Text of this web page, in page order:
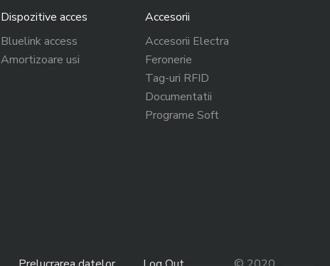
Dispozitive acces
Bluelink access
Amortizoare usi
Accesorii
Accesorii Electra
Feronerie
Tag-uri RFID
Documentatii
Programe Soft